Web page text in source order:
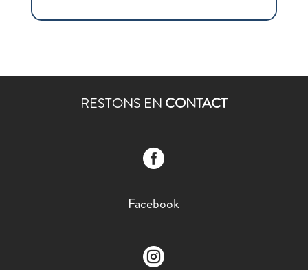
RESTONS EN CONTACT

Facebook
